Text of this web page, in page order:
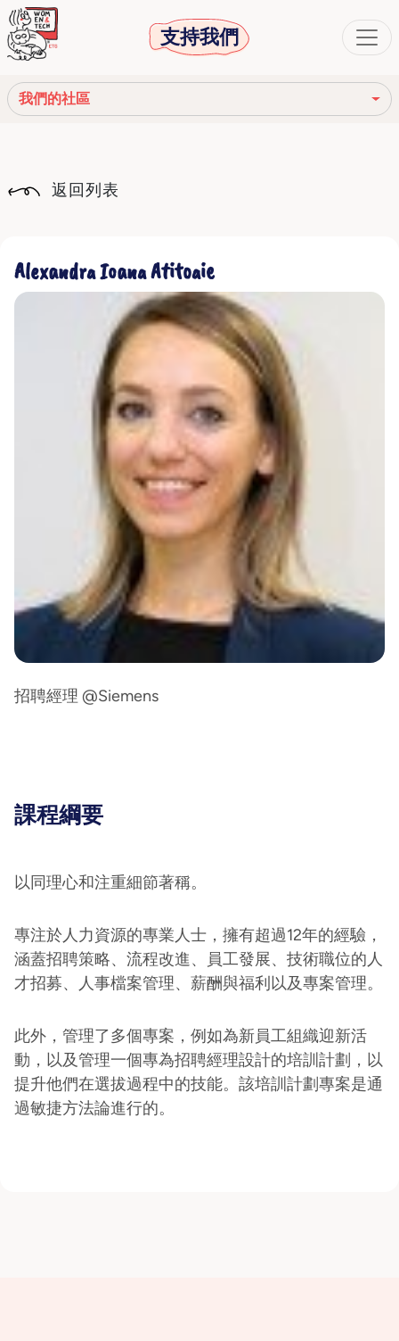
支持我們
我們的社區
道德守則
我們的網絡
返回列表
Alexandra Ioana Atitoaie
招聘經理 @Siemens
課程綱要
以同理心和注重細節著稱。
專注於人力資源的專業人士，擁有超過12年的經驗，
涵蓋招聘策略、流程改進、員工發展、技術職位的人
才招募、人事檔案管理、薪酬與福利以及專案管理。
此外，管理了多個專案，例如為新員工組織迎新活
動，以及管理一個專為招聘經理設計的培訓計劃，以
提升他們在選拔過程中的技能。該培訓計劃專案是通
過敏捷方法論進行的。